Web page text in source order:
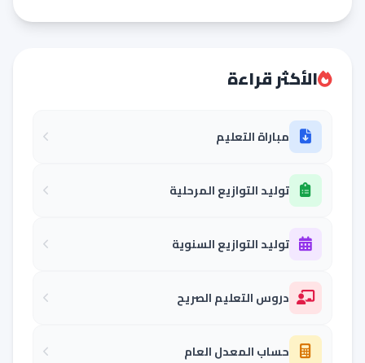
الأكثر قراءة
مباراة التعليم
توليد التوازيع المرحلية
توليد التوازيع السنوية
دروس التعليم الصريح
حساب المعدل العام